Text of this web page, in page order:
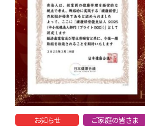
お知らせ ご家庭の皆さま